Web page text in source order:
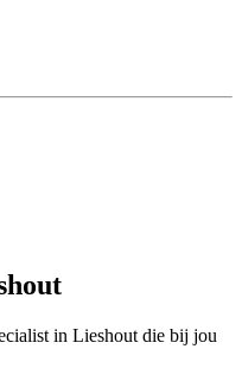
in Lieshout die bij jou